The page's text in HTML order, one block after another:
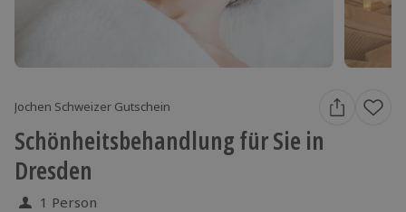
Jochen Schweizer Gutschein
Schönheitsbehandlung für Sie in
Dresden
1 Person